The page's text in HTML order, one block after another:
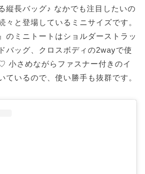
縦長バッグ♪ なかでも注目したいの
々と登場しているミニサイズです。
のミニトートはショルダーストラッ
バッグ、クロスボディの2wayで使
小さめながらファスナー付きのイ
ているので、使い勝手も抜群です。